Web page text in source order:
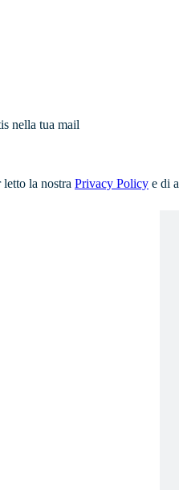
nella tua mail
la nostra Privacy Policy e di